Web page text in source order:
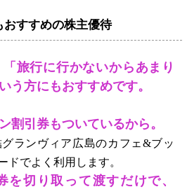
すすめの株主優待
旅行に行かないからあまり
う方にもおすすめです。
割引券もついているから。
ランヴィア広島のカフェ &ブッ
でよく利用します。
を切り取って渡すだけで、